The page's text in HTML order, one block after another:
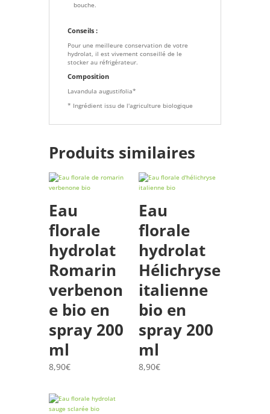
bouche.
Conseils :
Pour une meilleure conservation de votre
hydrolat, il est vivement conseillé de le
stocker au réfrigérateur.
Composition
Lavandula augustifolia*
* Ingrédient issu de l'agriculture biologique
Produits similaires
Eau
florale
hydrolat
Romarin
verbenon
e bio en
spray 200
ml
8,90€
Eau
florale
hydrolat
Hélichryse
italienne
bio en
spray 200
ml
8,90€